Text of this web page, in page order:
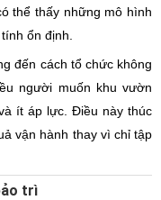
thể thấy những mô hình
ổn định.
đến cách tổ chức không
người muốn khu vườn
ít áp lực. Điều này thúc
vận hành thay vì chỉ tập
trì